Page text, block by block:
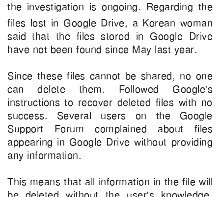
the investigation is ongoing. Regarding the
files lost in Google Drive, a Korean woman
said that the files stored in Google Drive
have not been found since May last year.
Since these files cannot be shared, no one
can delete them. Followed Google's
instructions to recover deleted files with no
success. Several users on the Google
Support Forum complained about files
appearing in Google Drive without providing
any information.
This means that all information in the file will